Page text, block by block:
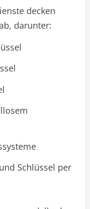
decken
darunter:
Schlüssel per